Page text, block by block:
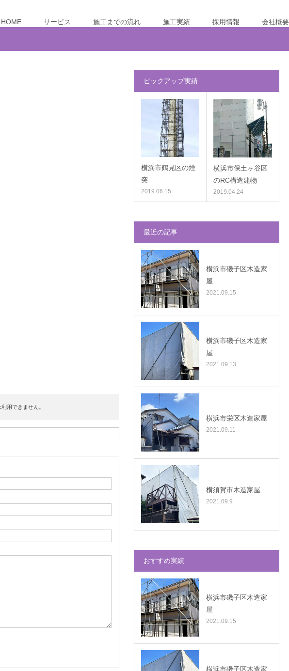
HOME サービス 施工までの流れ 施工実績 採用情報 会社概要
用できません。
ピックアップ実績
横浜市鶴見区の煙
突
2019.06.15
横浜市保土ヶ谷区
のRC構造建物
2019.04.24
最近の記事
横浜市磯子区木造家
屋
2021.09.15
横浜市磯子区木造家
屋
2021.09.13
横浜市栄区木造家屋
2021.09.11
横須賀市木造家屋
2021.09.9
おすすめ実績
横浜市磯子区木造家
屋
2021.09.15
横浜市磯子区木造家